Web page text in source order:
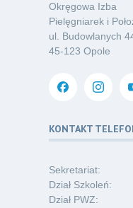
03
Oferta
06.26
i
Kategoria:
Okręgowa Izba
Pielęgniarek i
ul. Budowlanych
45-123 Opole
KONTAKT
Sekretariat:
Dział Szkoleń:
Dział PWZ: